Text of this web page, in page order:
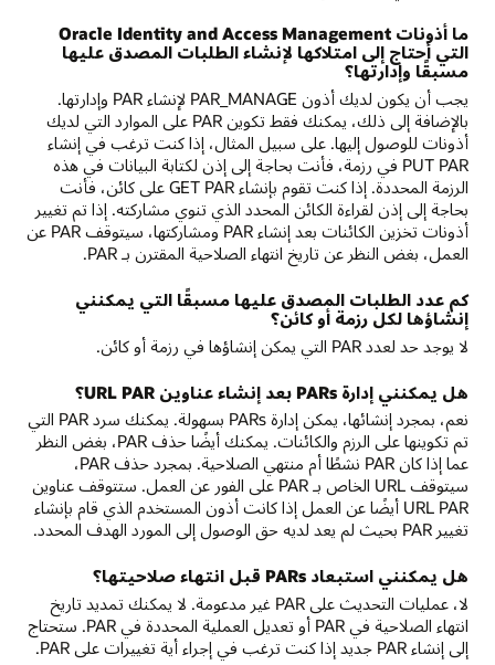
ما أذونات Oracle Identity and Access Management
التي أحتاج إلى امتلاكها لإنشاء الطلبات المصدق عليها
مسبقًا وإدارتها؟
يجب أن يكون لديك أذون PAR_MANAGE لإنشاء PAR وإدارتها.
بالإضافة إلى ذلك، يمكنك فقط تكوين PAR على الموارد التي لديك
أذونات للوصول إليها. على سبيل المثال، إذا كنت ترغب في إنشاء
PUT PAR في رزمة، فأنت بحاجة إلى إذن لكتابة البيانات في هذه
الرزمة المحددة. إذا كنت تقوم بإنشاء GET PAR على كائن، فأنت
بحاجة إلى إذن لقراءة الكائن المحدد الذي تنوي مشاركته. إذا تم تغيير
أذونات تخزين الكائنات بعد إنشاء PAR ومشاركتها، سيتوقف PAR عن
العمل، بغض النظر عن تاريخ انتهاء الصلاحية المقترن بـ PAR.
كم عدد الطلبات المصدق عليها مسبقًا التي يمكنني
إنشاؤها لكل رزمة أو كائن؟
لا يوجد حد لعدد PAR التي يمكن إنشاؤها في رزمة أو كائن.
هل يمكنني إدارة PARs بعد إنشاء عناوين URL PAR؟
نعم، بمجرد إنشائها، يمكن إدارة PARs بسهولة. يمكنك سرد PAR التي
تم تكوينها على الرزم والكائنات. يمكنك أيضًا حذف PAR، بغض النظر
عما إذا كان PAR نشطًا أم منتهي الصلاحية. بمجرد حذف PAR،
سيتوقف URL الخاص بـ PAR على الفور عن العمل. ستتوقف عناوين
URL PAR أيضًا عن العمل إذا كانت أذون المستخدم الذي قام بإنشاء
تغيير PAR بحيث لم يعد لديه حق الوصول إلى المورد الهدف المحدد.
هل يمكنني استبعاد PARs قبل انتهاء صلاحيتها؟
لا، عمليات التحديث على PAR غير مدعومة. لا يمكنك تمديد تاريخ
انتهاء الصلاحية في PAR أو تعديل العملية المحددة في PAR. ستحتاج
إلى إنشاء PAR جديد إذا كنت ترغب في إجراء أية تغييرات على PAR.